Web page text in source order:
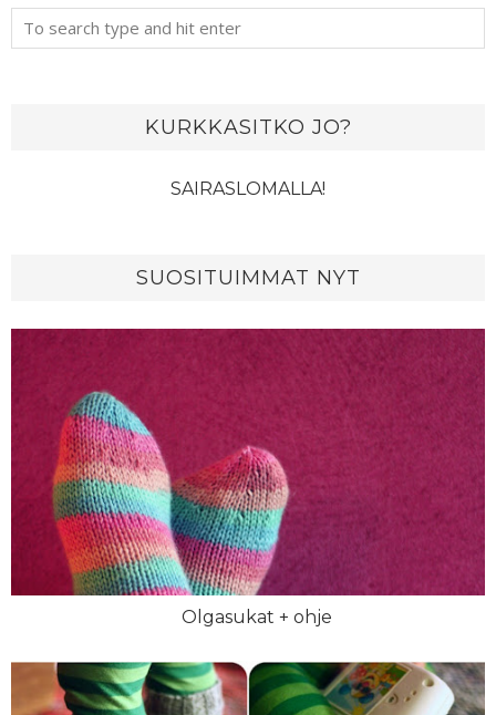
KURKKASITKO JO?
SAIRASLOMALLA!
SUOSITUIMMAT NYT
Olgasukat + ohje